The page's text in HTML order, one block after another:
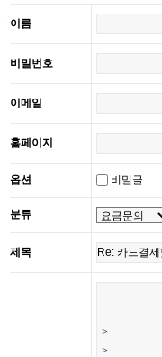
이름
비밀번호
이메일
홈페이지
옵션 비밀글
분류
제목